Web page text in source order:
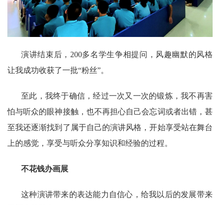
演讲结束后，200多名学生争相提问，风趣幽默的风格
让我成功收获了一批“粉丝”。
至此，我终于确信，经过一次又一次的锻炼，我不再害
怕与听众的眼神接触，也不再担心自己会忘词或者出错，甚
至我还逐渐找到了属于自己的演讲风格，开始享受站在舞台
上的感觉，享受与听众分享知识和经验的过程。
不花钱办画展
这种演讲带来的表达能力自信心，给我以后的发展带来